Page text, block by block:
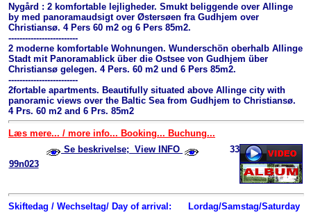
Nygård : 2 komfortable lejligheder. Smukt beliggende over Allinge
by med panoramaudsigt over Østersøen fra Gudhjem over
Christiansø. 4 Pers 60 m2 og 6 Pers 85m2.
-------------------------
2 moderne komfortable Wohnungen. Wunderschön oberhalb Allinge
Stadt mit Panoramablick über die Ostsee von Gudhjem über
Christiansø gelegen. 4 Pers. 60 m2 und 6 Pers 85m2.
-------------------------
2fortable apartments. Beautifully situated above Allinge city with
panoramic views over the Baltic Sea from Gudhjem to Christiansø.
4 Prs. 60 m2 and 6 Prs. 85m2
Læs mere... / more info... Booking... Buchung...
99n023
Se beskrivelse; View INFO 33
Skiftedag / Wechseltag/ Day of arrival:
Lordag/Samstag/Saturday